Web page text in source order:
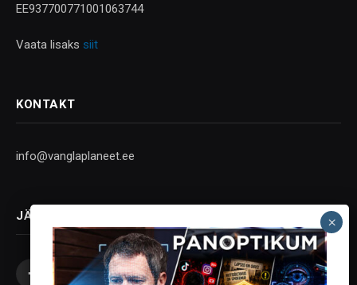
EE937700771001063744
Vaata lisaks siit
KONTAKT
info@vanglaplaneet.ee
JÄLGI SOTSIAALMEEDIAS
Facebook
X InstagramYouTubeTelegram